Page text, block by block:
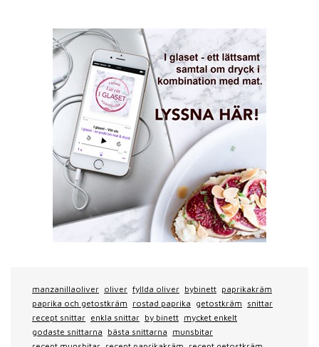
manzanillaoliver oliver fyllda oliver bybinett paprikakräm
paprika och getostkräm rostad paprika getostkräm snittar
recept snittar enkla snittar by binett mycket enkelt
godaste snittarna bästa snittarna munsbitar